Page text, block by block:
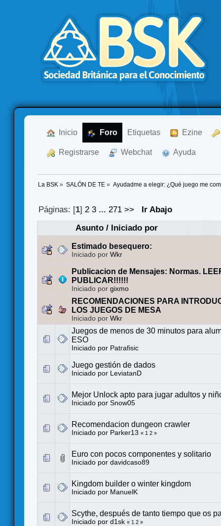
Inicio Foro Etiquetas Ezine
Registrarse Webchat Ayuda
La BSK » SALÓN DE TE » Ayudadme a elegir: ¿Qué juego me
Páginas: [1]2 3 ...271 >>
Ir Abajo
Asunto/ Iniciado por
Estimado besequero:
Iniciado por Wkr
Publicacion de Mensajes: Normas.
PUBLICAR!!!!!!
Iniciado por gixmo
RECOMENDACIONES PARA
LOS JUEGOS DE MESA
Iniciado por Wkr
Juegos de menos de 30 minutos para
ESO
Iniciado por Patrafisic
Juego gestión de dados
Iniciado por LeviatanD
Mejor Unlock apto para jugar adultos y
Iniciado por Snow05
Recomendacion dungeon crawler
Iniciado por Parker13 « 1 2 »
Euro con pocos componentes y solitario
Iniciado por davidcaso89
Kingdom builder o winter kingdom
Iniciado por ManuelK
Scythe, después de tanto tiempo que os
Iniciado por d1sk « 1 2 »